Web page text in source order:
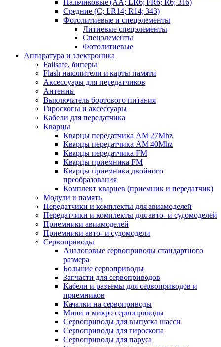
Пальчиковые (AA; LR6; FR6; R6; 316)
Средние (C; LR14; R14; 343)
Фотолитиевые и спецэлементы
Литиевые спецэлементы
Спецэлементы
Фотолитиевые
Аппаратура и электроника
Failsafe, биперы
Flash накопители и карты памяти
Аксессуары для передатчиков
Антенны
Выключатель бортового питания
Гироскопы и аксессуары
Кабели для передатчика
Кварцы
Кварцы передатчика AM 27Mhz
Кварцы передатчика AM 40Mhz
Кварцы передатчика FM
Кварцы приемника FM
Кварцы приемника двойного
преобразования
Комплект кварцев (приемник и передатчик)
Модули и память
Передатчики и комплекты для авиамоделей
Передатчики и комплекты для авто- и судомоделей
Приемники авиамоделей
Приемники авто- и судомодели
Сервоприводы
Аналоговые сервоприводы стандартного
размера
Большие сервоприводы
Запчасти для сервоприводов
Кабели и разъемы для сервоприводов и
приемников
Качалки на сервоприводы
Мини и микро сервоприводы
Сервоприводы для выпуска шасси
Сервоприводы для гироскопа
Сервоприводы для паруса